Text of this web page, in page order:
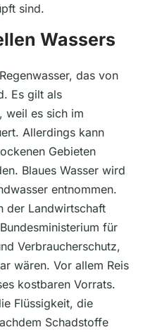
sind.
Wassers
das von
Es gilt als
weil es sich im
Allerdings kann
Gebieten
Blaues Wasser wird
entnommen.
der Landwirtschaft
für
Verbraucherschutz,
wären. Vor allem Reis
kostbaren Vorrats.
Flüssigkeit, die
Schadstoffe